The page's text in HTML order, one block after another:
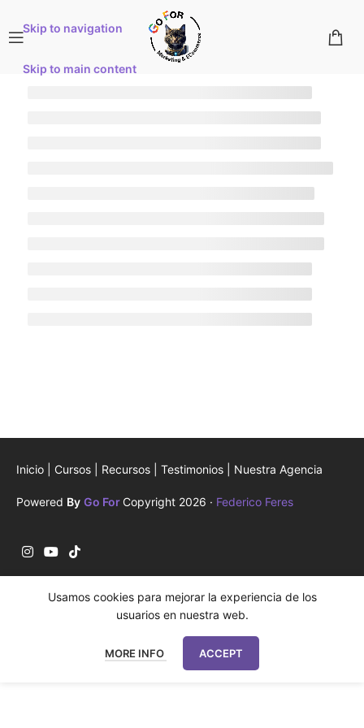
Skip to navigation
Skip to main content
Inicio Cursos Recursos Testimonios Nuestra Agencia
Powered By Go For Copyright 2026 · Federico Feres
Usamos cookies para mejorar la experiencia de los
usuarios en nuestra web.
MORE INFO ACCEPT